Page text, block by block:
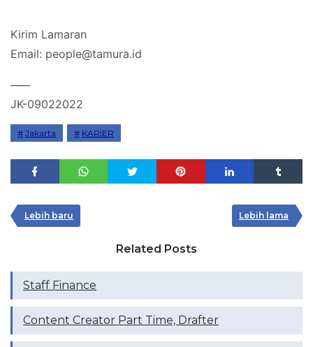
Kirim Lamaran
Email: people@tamura.id
JK-09022022
Jakarta KARIER
Lebih baru Lebih lama
Related Posts
Staff Finance
Content Creator Part Time, Drafter